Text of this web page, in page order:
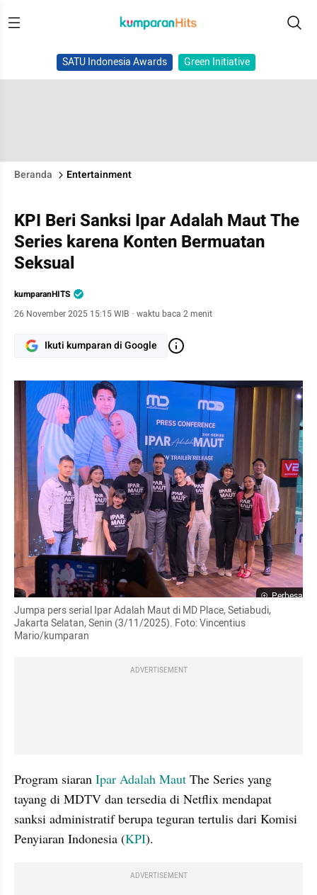
SATU Indonesia Awards Green Initiative
Beranda Entertainment
KPI Beri Sanksi Ipar Adalah Maut The
Series karena Konten Bermuatan
Seksual
kumparanHITS
26 November 2025 15:15 WIB · waktu baca 2 menit
Ikuti kumparan di Google
Perbesar
Jumpa pers serial Ipar Adalah Maut di MD Place, Setiabudi,
Jakarta Selatan, Senin (3/11/2025). Foto: Vincentius
Mario/kumparan
ADVERTISEMENT
Program siaran Ipar Adalah Maut The Series yang
tayang di MDTV dan tersedia di Netflix mendapat
sanksi administratif berupa teguran tertulis dari Komisi
Penyiaran Indonesia (KPI).
ADVERTISEMENT